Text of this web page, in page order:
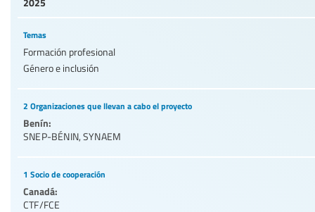
Temas
Formación profesional
Género e inclusión
2 Organizaciones que llevan a cabo el proyecto
Benín:
SNEP-BÉNIN, SYNAEM
1 Socio de cooperación
Canadá:
CTF/FCE